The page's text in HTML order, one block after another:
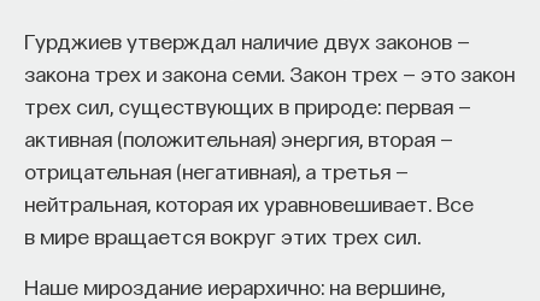
Гурджиев утверждал наличие двух законов —
закона трех и закона семи. Закон трех — это закон
трех сил, существующих в природе: первая —
активная (положительная) энергия, вторая —
отрицательная (негативная), а третья —
нейтральная, которая их уравновешивает. Все
в мире вращается вокруг этих трех сил.
Наше мироздание иерархично: на вершине,
НАД МАТЕРИАЛОМ РАБОТАЛИ
Михаил Полуэктов